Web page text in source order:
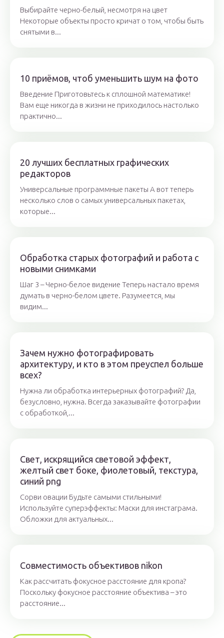
Выбирайте черно-белый, несмотря на цвет
Некоторые объекты просто кричат о том, чтобы быть
снятыми в...
10 приёмов, чтоб уменьшить шум на фото
Введение Приготовьтесь к сплошной математике!
Вам еще никогда в жизни не приходилось настолько
практично...
20 лучших бесплатных графических
редакторов
Универсальные программные пакеты А вот теперь
несколько слов о самых универсальных пакетах,
которые...
Обработка старых фотографий и работа с
новыми снимками
Шаг 3 – Черно-белое видение Теперь настало время
думать в черно-белом цвете. Разумеется, мы
видим...
Зачем нужно фотографировать
архитектуру, и кто в этом преуспел больше
всех?
Нужна ли обработка интерьерных фотографий? Да,
безусловно, нужна. Всегда заказывайте фотографии
с обработкой,...
Свет, искрящийся световой эффект,
желтый свет боке, фиолетовый, текстура,
синий png
Сорви овации Будьте самыми стильными!
Используйте суперэффекты: Маски для инстаграма.
Обложки для актуальных...
Совместимость объективов nikon
Как рассчитать фокусное расстояние для кропа?
Поскольку фокусное расстояние объектива – это
расстояние...